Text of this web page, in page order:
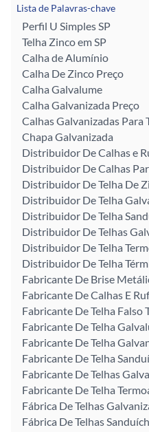
Lista de Palavras-chave
Perfil U Simples SP
Telha Zinco em SP
Calha de Alumínio
Calha De Zinco Preço
Calha Galvalume
Calha Galvanizada Preço
Calhas Galvanizadas Para
Chapa Galvanizada
Distribuidor De Calhas e
Distribuidor De Calhas
Distribuidor De Telha De
Distribuidor De Telha
Distribuidor De Telha
Distribuidor De Telhas
Distribuidor De Telha
Distribuidor De Telha
Fabricante De Brise
Fabricante De Calhas E
Fabricante De Telha Falso
Fabricante De Telha
Fabricante De Telha
Fabricante De Telha
Fabricante De Telhas
Fabricante De Telha
Fábrica De Telhas
Fábrica De Telhas